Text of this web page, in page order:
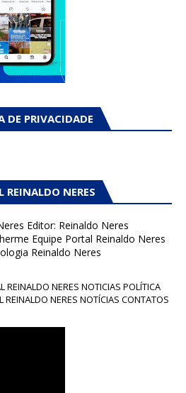
DE PRIVACIDADE
REINALDO NERES
Editor: Reinaldo Neres
Equipe Portal Reinaldo Neres
Reinaldo Neres
REINALDO NERES NOTICIAS POLÍTICA
REINALDO NERES NOTÍCIAS CONTATOS